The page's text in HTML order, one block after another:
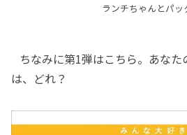
ランチちゃんとパッ
ちなみに第1弾はこちら。あなた
は、どれ？